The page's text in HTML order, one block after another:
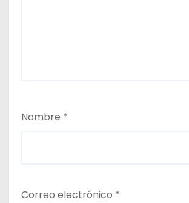
Nombre *
Correo electrónico *